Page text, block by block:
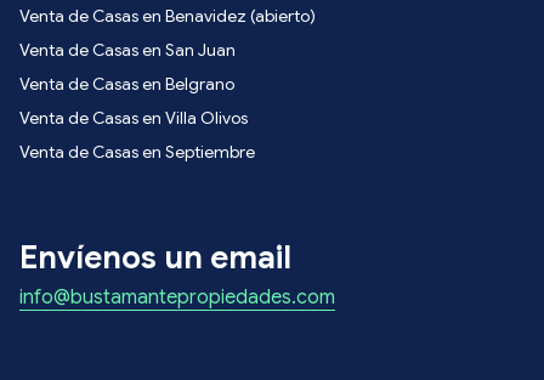
Venta de Casas en Benavidez (abierto)
Venta de Casas en San Juan
Venta de Casas en Belgrano
Venta de Casas en Villa Olivos
Venta de Casas en Septiembre
Envíenos un email
info@bustamantepropiedades.com